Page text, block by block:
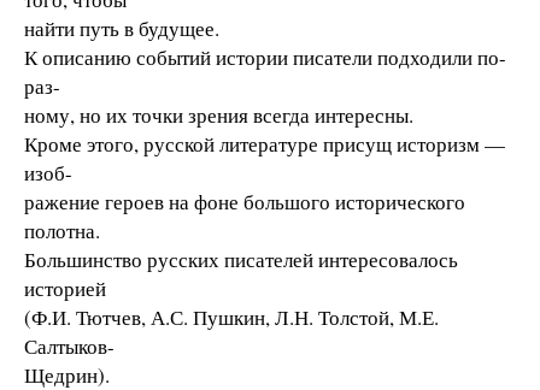
найти путь в будущее.
К описанию событий истории писатели подходили по-
раз-
ному, но их точки зрения всегда интересны.
Кроме этого, русской литературе присущ историзм —
изоб-
ражение героев на фоне большого исторического
полотна.
Большинство русских писателей интересовалось
историей
(Ф.И. Тютчев, А.С. Пушкин, Л.Н. Толстой, М.Е.
Салтыков-
Щедрин).